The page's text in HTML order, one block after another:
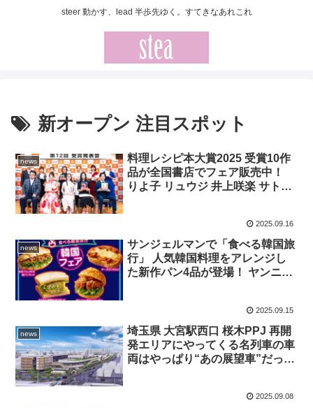
steer 動かす、lead 半歩先ゆく。すてきなあれこれ
新オープン 注目スポット
news
料理レシピ本大賞2025 受賞10作
品が全国書店でフェア販売中！
りよ子 リュウジ 井上咲楽 サトウ
2025.09.16
news
サンジェルマンで「食べる韓国旅
行」 人気韓国料理をアレンジし
た新作パン4品が登場！ ヤンニョ
ヂミサンド チーズタッカルビ ど
れも◎
2025.09.15
news
埼玉県 大宮駅西口 桜木PPJ 再開
発エリアにやってくる名列車の車
両はやっぱり“あの展望車”だっ
2025.09.08